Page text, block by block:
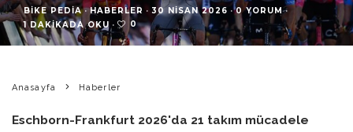
BIKE PEDIA · HABERLER · 30 NISAN 2026 · 0 YORUM ·
1 DAKIKADA OKU · 0
Anasayfa Haberler
Eschborn-Frankfurt 2026'da 21 takım mücadele